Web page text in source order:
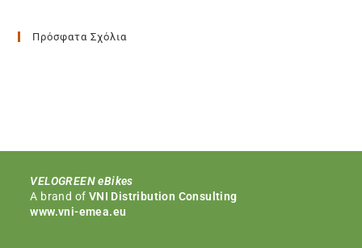
Πρόσφατα Σχόλια
VELOGREEN eBikes
Α brand of VNI Distribution Consulting
www.vni-emea.eu